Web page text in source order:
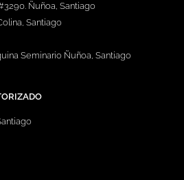
Ñuñoa, Santiago
Santiago
Seminario Ñuñoa, Santiago